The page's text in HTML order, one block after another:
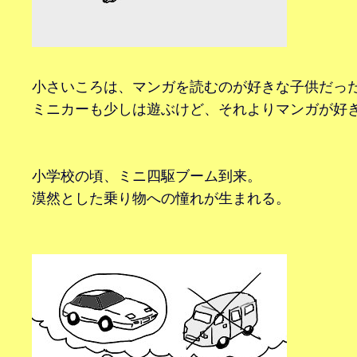
小さいころは、マンガを読むのが好きな子供だった
ミニカーも少しは遊ぶけど、それよりマンガが好
小学校の頃、ミニ四駆ブーム到来。
漠然とした乗り物への憧れが生まれる。